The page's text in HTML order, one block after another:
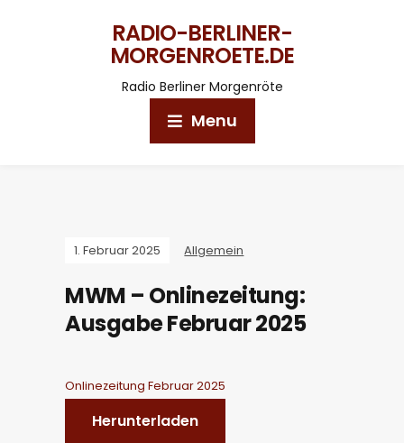
RADIO-BERLINER-
MORGENROETE.DE
Radio Berliner Morgenröte
Menu
1. Februar 2025 Allgemein
MWM – Onlinezeitung:
Ausgabe Februar 2025
Onlinezeitung Februar 2025
Herunterladen